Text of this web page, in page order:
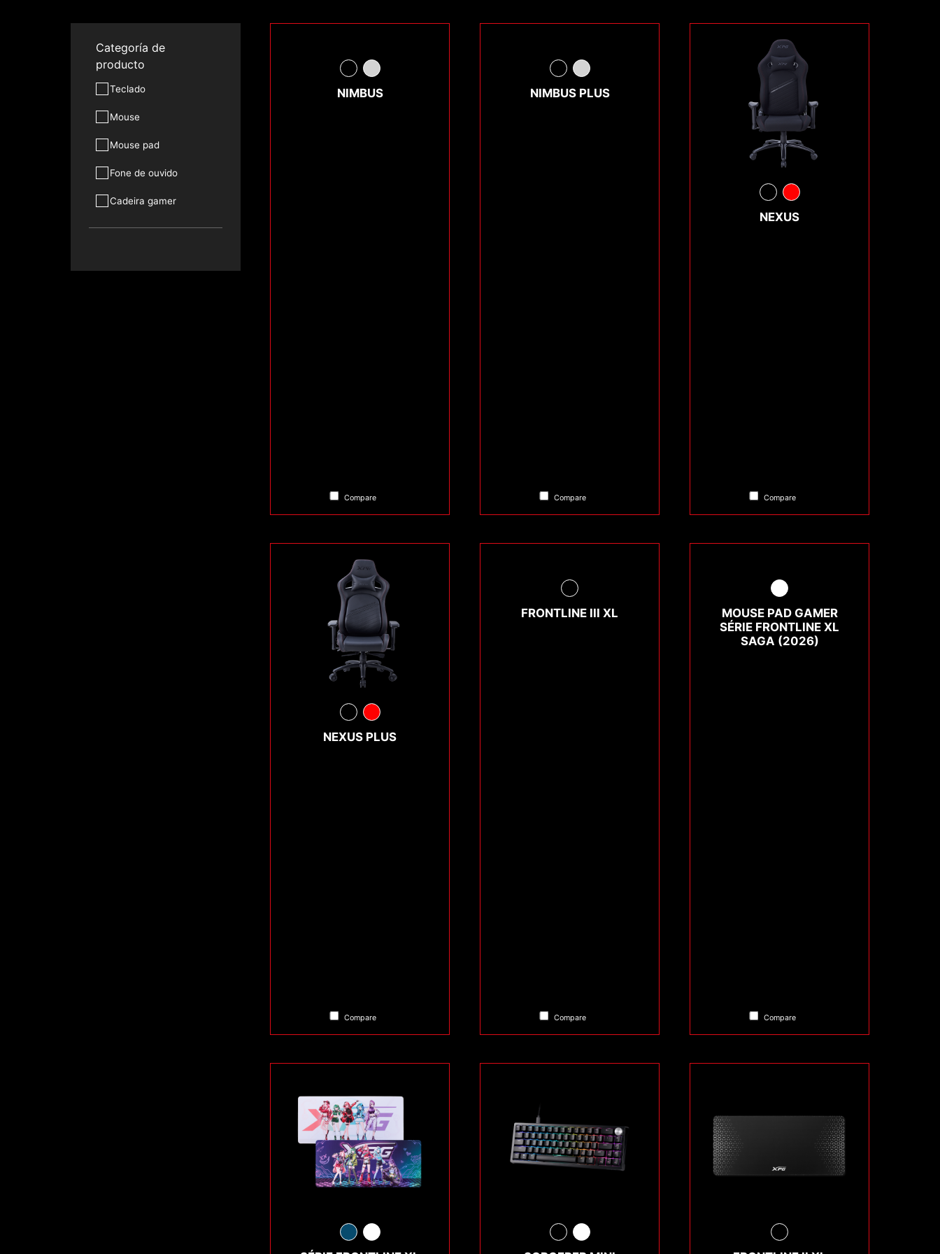
Categoría de
producto
Teclado
Mouse
Mouse pad
Fone de ouvido
Cadeira gamer
NIMBUS
Compare
NIMBUS PLUS
Compare
NEXUS
Compare
NEXUS PLUS
Compare
FRONTLINE III XL
Compare
MOUSE PAD GAMER
SÉRIE FRONTLINE XL
SAGA (2026)
Compare